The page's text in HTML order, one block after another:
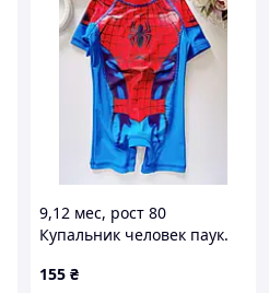
9,12 мес, рост 80
Купальник человек паук.
155 ₴